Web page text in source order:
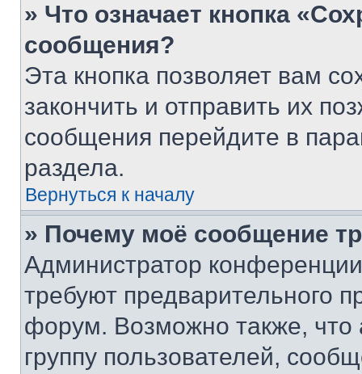
» Что означает кнопка
сообщения?
Эта кнопка позволяет вам
закончить и отправить их
сообщения перейдите в
раздела.
Вернуться к началу
» Почему моё сообщение
Администратор
требуют предварительного
форум. Возможно также, что
группу пользователей,